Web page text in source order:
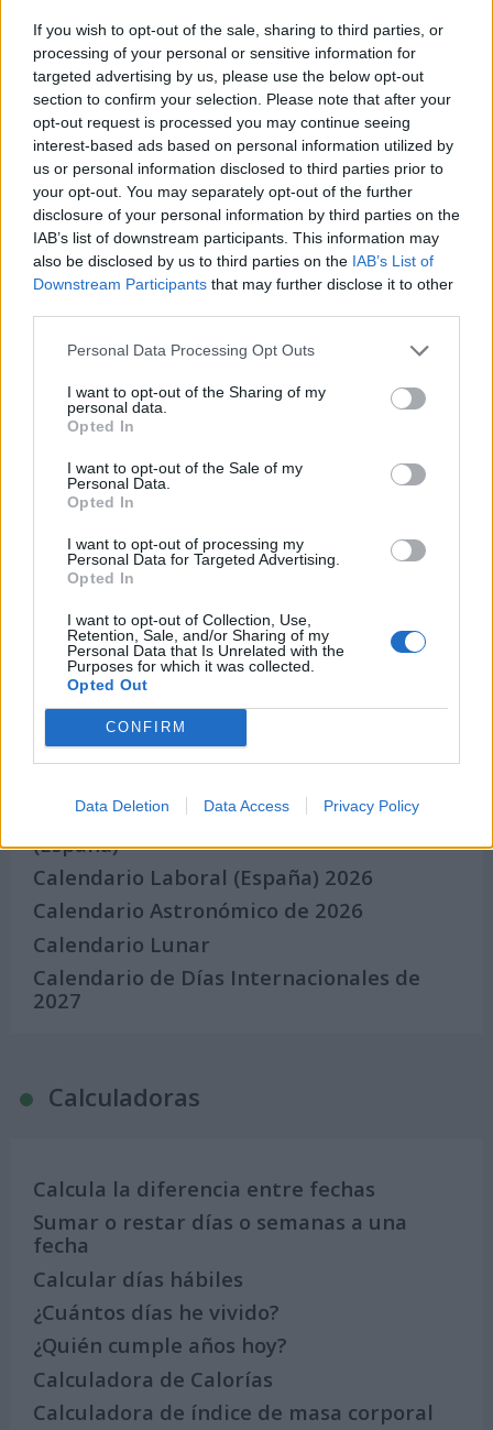
If you wish to opt-out of the sale, sharing to third parties, or
processing of your personal or sensitive information for
targeted advertising by us, please use the below opt-out
section to confirm your selection. Please note that after your
opt-out request is processed you may continue seeing
interest-based ads based on personal information utilized by
us or personal information disclosed to third parties prior to
your opt-out. You may separately opt-out of the further
disclosure of your personal information by third parties on the
IAB’s list of downstream participants. This information may
also be disclosed by us to third parties on the IAB’s List of
Downstream Participants that may further disclose it to other
Personal Data Processing Opt Outs
I want to opt-out of the Sharing of my
personal data.
Opted In
I want to opt-out of the Sale of my
Personal Data.
Opted In
I want to opt-out of processing my
Personal Data for Targeted Advertising.
Opted In
I want to opt-out of Collection, Use,
Retention, Sale, and/or Sharing of my
Personal Data that Is Unrelated with the
Purposes for which it was collected.
Opted Out
CONFIRM
Data Deletion Data Access Privacy Policy
Secciones destacadas
Noticias y actualidad sobre Días
Internacionales
Onomástica. Todos los santos
Semanas Internacionales
Años Internacionales
Eventos internacionales de cultura
Los mejores canales de Youtube según
nuestra audiencia. ¡Participa!
Crea una cuenta atrás para el evento que
¿Qué día crearías tu?
Calendarios
Calendario Laboral por municipios
(España)
Calendario Laboral (España) 2026
Calendario Astronómico de 2026
Calendario Lunar
Calendario de Días Internacionales de
2027
Calculadoras
Calcula la diferencia entre fechas
Sumar o restar días o semanas a una
fecha
Calcular días hábiles
¿Cuántos días he vivido?
¿Quién cumple años hoy?
Calculadora de Calorías
Calculadora de índice de masa corporal